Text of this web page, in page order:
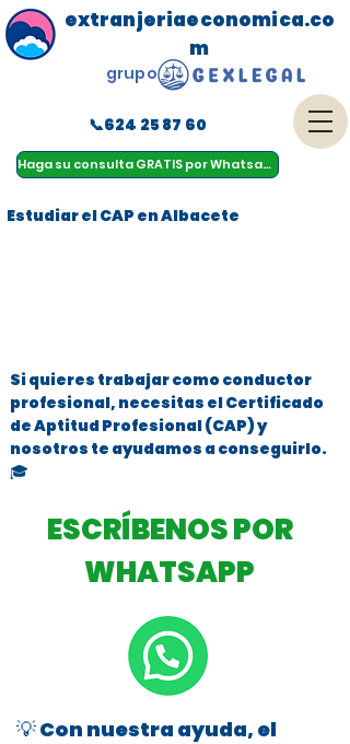
Haga su consulta GRATIS por Whatsapp
menu
extranjeriaeconomica.co
m
📞624 25 87 60
grupo
Estudiar el CAP en Albacete
Si quieres trabajar como conductor
profesional, necesitas el Certificado
de Aptitud Profesional (CAP) y
nosotros te ayudamos a conseguirlo.
🎓
ESCRÍBENOS POR
WHATSAPP
💡 Con nuestra ayuda, el